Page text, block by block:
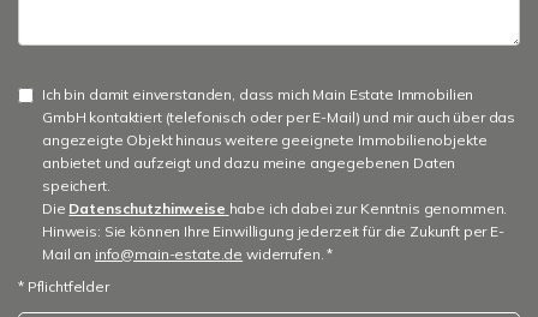
Ich bin damit einverstanden, dass mich Main Estate Immobilien
GmbH kontaktiert (telefonisch oder per E-Mail) und mir auch über das
angezeigte Objekt hinaus weitere geeignete Immobilienobjekte
anbietet und aufzeigt und dazu meine angegebenen Daten
speichert.
Die Datenschutzhinweise habe ich dabei zur Kenntnis genommen.
Hinweis: Sie können Ihre Einwilligung jederzeit für die Zukunft per E-
Mail an info@main-estate.de widerrufen. *
* Pflichtfelder